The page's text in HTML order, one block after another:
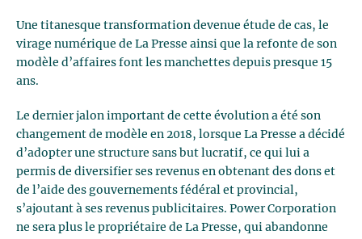
Une titanesque transformation devenue étude de cas, le
virage numérique de La Presse ainsi que la refonte de son
modèle d’affaires font les manchettes depuis presque 15
ans.
Le dernier jalon important de cette évolution a été son
changement de modèle en 2018, lorsque La Presse a décidé
d’adopter une structure sans but lucratif, ce qui lui a
permis de diversifier ses revenus en obtenant des dons et
de l’aide des gouvernements fédéral et provincial,
s’ajoutant à ses revenus publicitaires. Power Corporation
ne sera plus le propriétaire de La Presse, qui abandonne